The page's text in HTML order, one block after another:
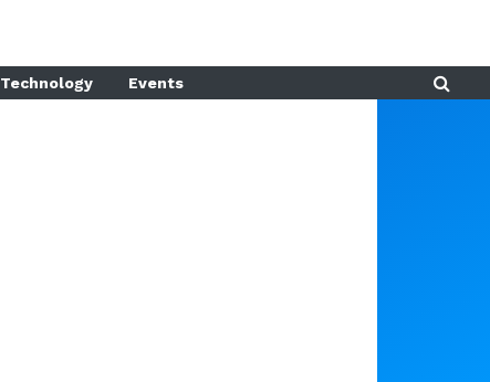
Technology Events